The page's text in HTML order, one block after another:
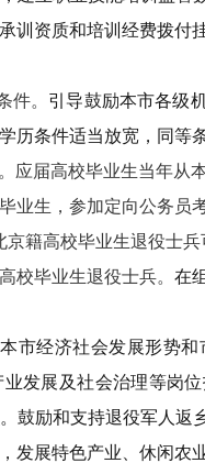
训资质和培训经费拨付
件。 引导鼓励本市各级
历条件适当放宽，同等
应届高校毕业生当年从
业生，参加定向公务员
籍高校毕业生退役士
校毕业生退役士兵。 在
市经济社会发展形势
发展及社会治理等岗
鼓励和支持退役军人
发展特色产业、休闲农